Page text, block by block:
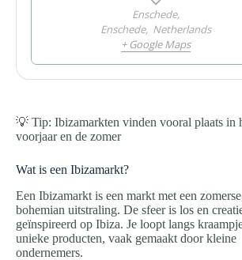
Enschede,
Enschede, Netherlands
+ Google Maps
💡 Tip: Ibizamarkten vinden vooral plaats in
voorjaar en de zomer
Wat is een Ibizamarkt?
Een Ibizamarkt is een markt met een
bohemian uitstraling. De sfeer is los en
geïnspireerd op Ibiza. Je loopt langs
unieke producten, vaak gemaakt door kleine
ondernemers.